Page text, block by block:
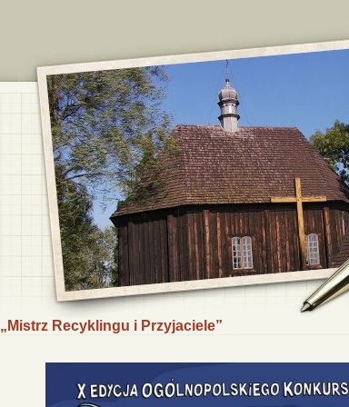
„Mistrz Recyklingu i Przyjaciele”